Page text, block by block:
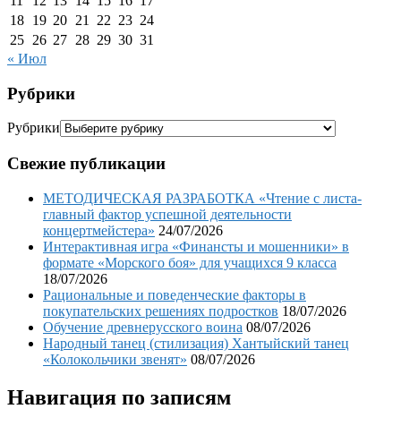
18 19 20 21 22 23 24
25 26 27 28 29 30 31
« Июл
Рубрики
Рубрики
Свежие публикации
МЕТОДИЧЕСКАЯ РАЗРАБОТКА «Чтение с листа-
главный фактор успешной деятельности
концертмейстера» 24/07/2026
Интерактивная игра «Финансты и мошенники» в
формате «Морского боя» для учащихся 9 класса
18/07/2026
Рациональные и поведенческие факторы в
покупательских решениях подростков 18/07/2026
Обучение древнерусского воина 08/07/2026
Народный танец (стилизация) Хантыйский танец
«Колокольчики звенят» 08/07/2026
Навигация по записям